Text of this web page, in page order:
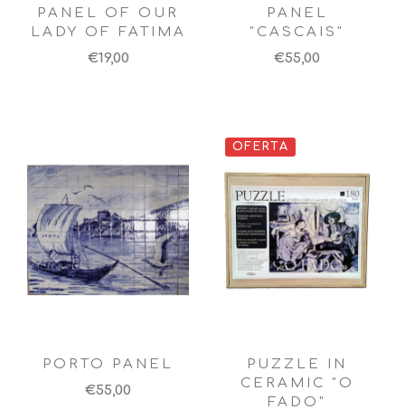
PANEL OF OUR
LADY OF FATIMA
€19,00
PANEL
"CASCAIS"
€55,00
PORTO PANEL
€55,00
OFERTA
PUZZLE IN
CERAMIC "O
FADO"